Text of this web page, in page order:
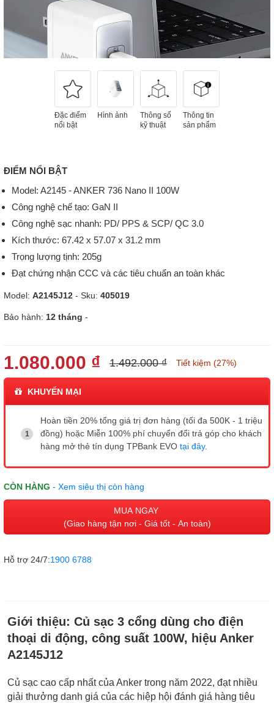
Đặc điểm
nổi bật
Hình ảnh
Thông số
kỹ thuật
Thông tin
sản phẩm
ĐIỂM NỔI BẬT
Model: A2145 - ANKER 736 Nano II 100W
Công nghệ chế tạo: GaN II
Công nghệ sạc nhanh: PD/ PPS & SCP/ QC 3.0
Kích thước: 67.42 x 57.07 x 31.2 mm
Trọng lượng tịnh: 205g
Đạt chứng nhận CCC và các tiêu chuẩn an toàn khác
Model: A2145J12 - Sku: 405019
Bảo hành: 12 tháng -
1.080.000 ₫ 1.492.000 ₫ Tiết kiệm (27%)
KHUYẾN MẠI
Hoàn tiền 20% tổng giá trị đơn hàng (tối đa 500K - 1 triệu
đồng) hoặc Miễn 100% phí chuyển đổi trả góp cho khách
hàng mở thẻ tín dụng TPBank EVO tại đây.
CÒN HÀNG - Xem siêu thị còn hàng
MUA NGAY
(Giao hàng tận nơi - Giá tốt - An toàn)
Hỗ trợ 24/7:1900 6788
Giới thiệu: Củ sạc 3 cổng dùng cho điện
thoại di động, công suất 100W, hiệu Anker
A2145J12
Củ sạc cao cấp nhất của Anker trong năm 2022, đạt nhiều
giải thưởng danh giá của các hiệp hội đánh giá hàng tiêu